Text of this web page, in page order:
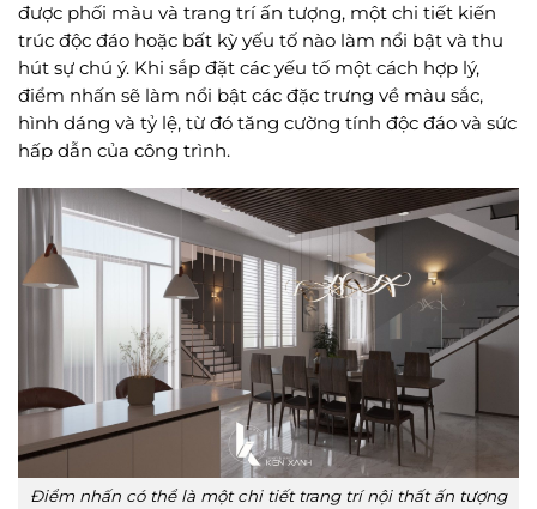
được phối màu và trang trí ấn tượng, một chi tiết kiến
trúc độc đáo hoặc bất kỳ yếu tố nào làm nổi bật và thu
hút sự chú ý. Khi sắp đặt các yếu tố một cách hợp lý,
điểm nhấn sẽ làm nổi bật các đặc trưng về màu sắc,
hình dáng và tỷ lệ, từ đó tăng cường tính độc đáo và sức
hấp dẫn của công trình.
Điểm nhấn có thể là một chi tiết trang trí nội thất ấn tượng